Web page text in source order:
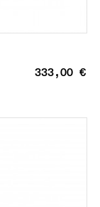
333,00 €